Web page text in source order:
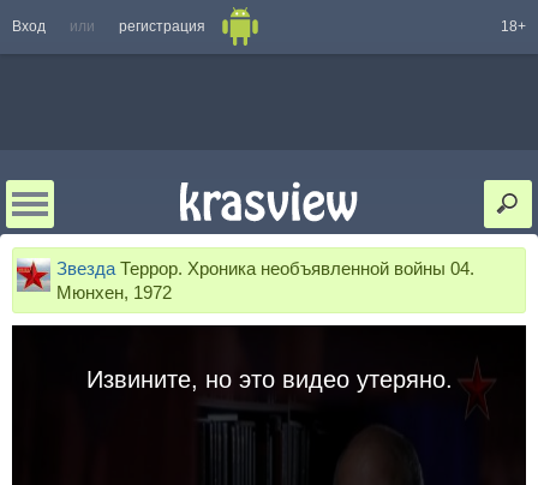
Вход или регистрация 18+
Звезда Террор. Хроника необъявленной войны 04.
Мюнхен, 1972
Извините, но это видео утеряно.